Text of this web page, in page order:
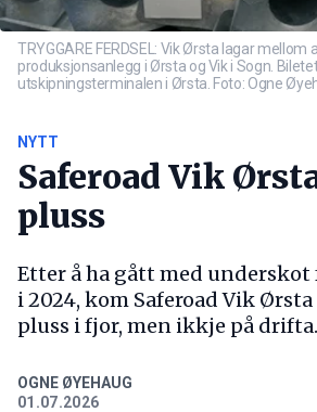
TRYGGARE FERDSEL: Vik Ørsta lagar
produksjonsanlegg i Ørsta og Vik i Sogn.
utskipningsterminalen i Ørsta. Foto: Ogne
NYTT
Saferoad Vik
pluss
Etter å ha gått med
i 2024, kom Saferoad Vik
pluss i fjor, men ikkje på drifta.
OGNE ØYEHAUG
01.07.2026